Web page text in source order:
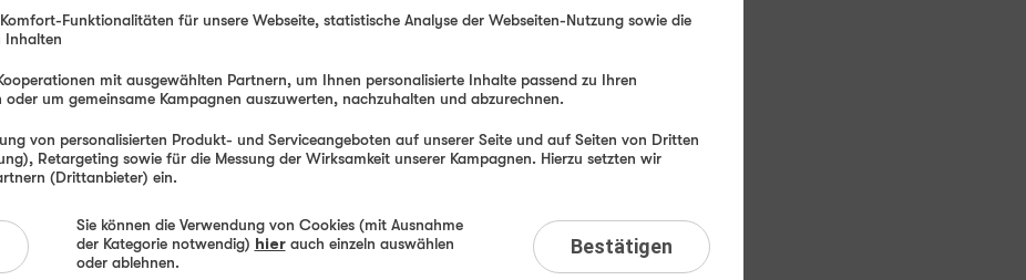
Produktdatenblatt
Ab2999
€ mtl.
Speicher-256 GB
Funktionalitäten für unsere Webseite, statistische Analyse der Webseiten-Nutzung sowie die
Inhalten
mit ausgewählten Partnern, um Ihnen personalisierte Inhalte passend zu Ihren
oder um gemeinsame Kampagnen auszuwerten, nachzuhalten und abzurechnen.
von personalisierten Produkt- und Serviceangeboten auf unserer Seite und auf Seiten von Dritten
Retargeting sowie für die Messung der Wirksamkeit unserer Kampagnen. Hierzu setzten wir
(Drittanbieter) ein.
Sie können die Verwendung von Cookies (mit Ausnahme
der Kategorie notwendig) hierauch einzeln auswählen
oder ablehnen.
Bestätigen